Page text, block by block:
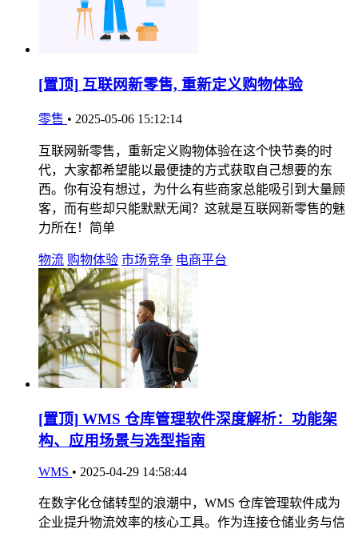
[置顶] 互联网新零售, 重新定义购物体验
零售 • 2025-05-06 15:12:14
互联网新零售，重新定义购物体验在这个快节奏的时
代，大家都希望能以最便捷的方式获取自己想要的东
西。你有没有想过，为什么有些商家总能吸引到大量顾
客，而有些却只能默默无闻？这就是互联网新零售的魅
力所在！简单
物流 购物体验 市场竞争 电商平台
[置顶] WMS 仓库管理软件深度解析：功能架
构、应用场景与选型指南
WMS • 2025-04-29 14:58:44
在数字化仓储转型的浪潮中，WMS 仓库管理软件成为
企业提升物流效率的核心工具。作为连接仓储业务与信